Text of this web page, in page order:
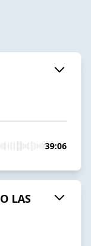
39:06
LAS